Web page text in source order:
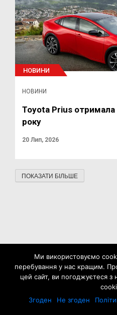
НОВИНИ
НОВИНИ
Toyota Prius
року
20 Лип, 2026
ПОКАЗАТИ БІЛЬШЕ
Ми використовуємо
перебування у нас кращим.
цей сайт, ви погоджуєтеся
Згоден
Не згоден